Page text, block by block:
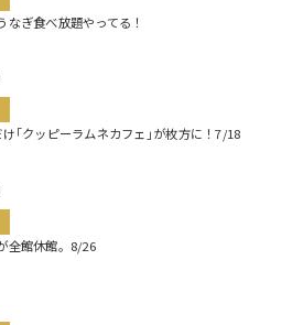
なぎ食べ放題やってる！
｢クッピーラムネカフェ｣が枚方に！7/18
全館休館。8/26